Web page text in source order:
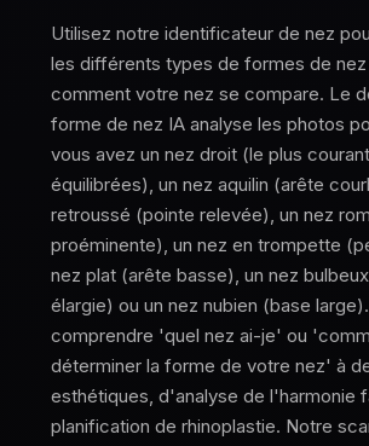
Utilisez notre identificateur de nez
les différents types de formes de
comment votre nez se compare. Le
forme de nez IA analyse les photos
vous avez un nez droit (le plus
équilibrées), un nez aquilin (arête
retroussé (pointe relevée), un nez
proéminente), un nez en trompette
nez plat (arête basse), un nez
élargie) ou un nez nubien (base
comprendre 'quel nez ai-je' ou
déterminer la forme de votre nez' à
esthétiques, d'analyse de l'harmonie
planification de rhinoplastie. Notre